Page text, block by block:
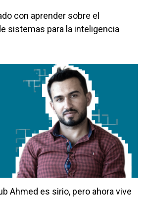
con aprender sobre el
sistemas para la inteligencia
Ahmed es sirio, pero ahora vive